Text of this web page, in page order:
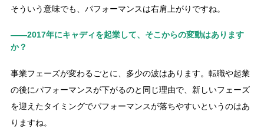
そういう意味でも、パフォーマンスは右肩上がりですね。
――2017年にキャディを起業して、そこからの変動はあります
か？
事業フェーズが変わるごとに、多少の波はあります。転職や起業
の後にパフォーマンスが下がるのと同じ理由で、新しいフェーズ
を迎えたタイミングでパフォーマンスが落ちやすいというのはあ
りますね。